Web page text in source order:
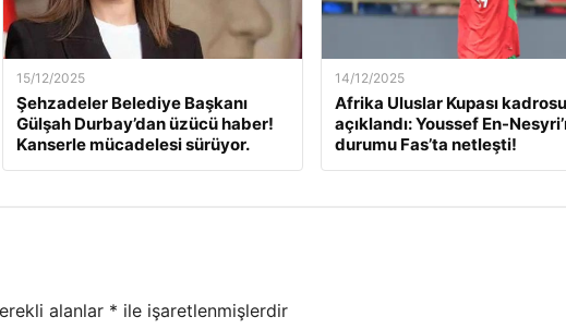
15/12/2025
Şehzadeler Belediye Başkanı
Gülşah Durbay’dan üzücü haber!
Kanserle mücadelesi sürüyor.
14/12/2025
Afrika Uluslar Kupası kadrosu
açıklandı: Youssef En-
durumu Fas’ta netleşti!
alanlar * ile işaretlenmişlerdir